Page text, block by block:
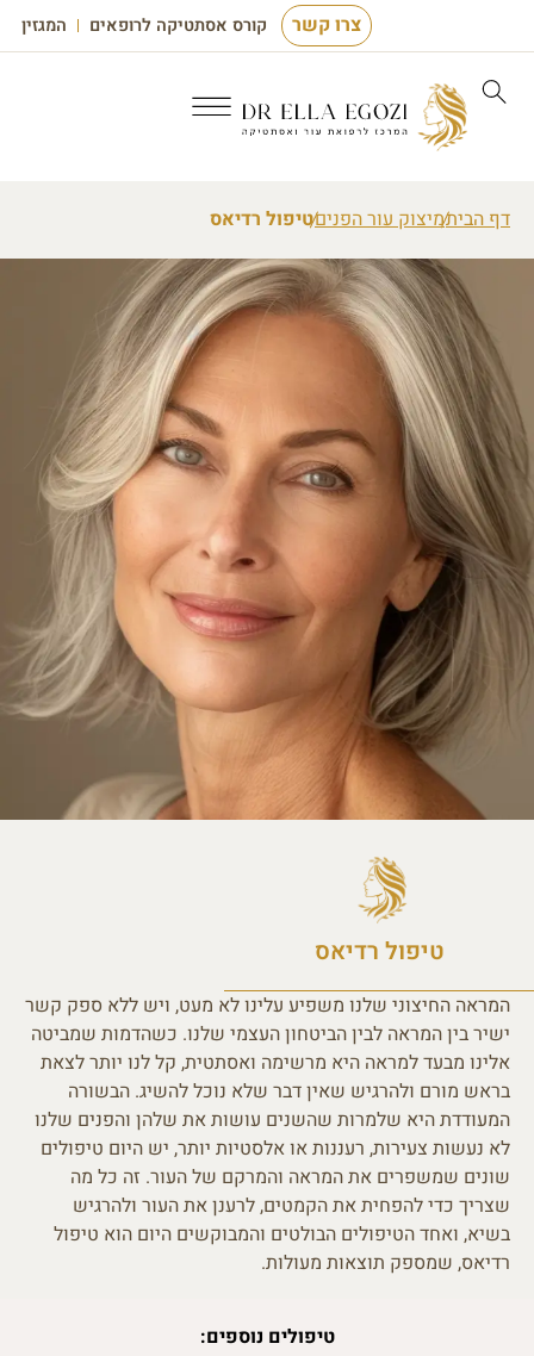
קורס אסתטיקה לרופאים המגזין צרו קשר
דף הביתמיצוק עור הפניםטיפול רדיאס
טיפול רדיאס
המראה החיצוני שלנו משפיע עלינו לא מעט, ויש ללא ספק קשר
ישיר בין המראה לבין הביטחון העצמי שלנו. כשהדמות שמביטה
אלינו מבעד למראה היא מרשימה ואסתטית, קל לנו יותר לצאת
בראש מורם ולהרגיש שאין דבר שלא נוכל להשיג. הבשורה
המעודדת היא שלמרות שהשנים עושות את שלהן והפנים שלנו
לא נעשות צעירות, רעננות או אלסטיות יותר, יש היום טיפולים
שונים שמשפרים את המראה והמרקם של העור. זה כל מה
שצריך כדי להפחית את הקמטים, לרענן את העור ולהרגיש
בשיא, ואחד הטיפולים הבולטים והמבוקשים היום הוא טיפול
רדיאס, שמספק תוצאות מעולות.
טיפולים נוספים: